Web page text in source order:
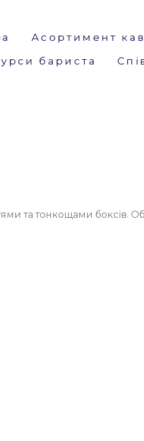
Асортимент
бариста
та тонкощами боксів.